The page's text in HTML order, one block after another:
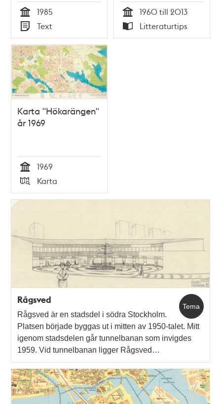
Tid
1985
Typ
Text Tid
1960 till 2013
Typ
Litteraturtips
Karta "Hökarängen"
år 1969
Tid
1969
Typ
Karta
Tema
Rågsved
Rågsved är en stadsdel i södra Stockholm.
Platsen började byggas ut i mitten av 1950-talet. Mitt
igenom stadsdelen går tunnelbanan som invigdes
1959. Vid tunnelbanan ligger Rågsved…